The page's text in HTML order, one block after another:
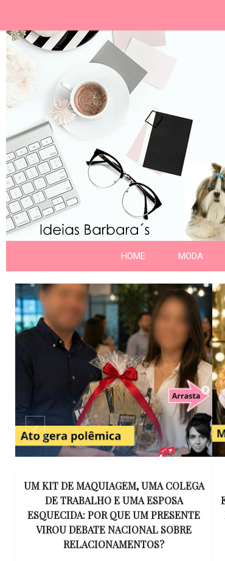
HOME MODA
APÓS O SUCESSO DE EU VOU TE
ENCONTRAR, NETFLIX ANUNCIA SÉRIE
DE MYRON BOLITAR, O PERSONAGEM
MAIS ICÔNICO DE HARLAN COBEN